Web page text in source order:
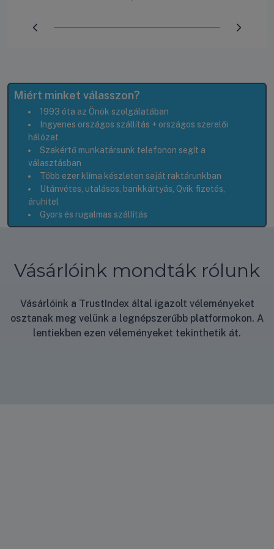
Miért minket válasszon?
1993 óta az Önök szolgálatában
Ingyenes országos szállítás + országos szerelői
hálózat
Szakértő munkatársunk telefonon segít a
választásban
Több ezer klíma készleten saját raktárunkban
Utánvétes, utalásos, bankkártyás, Qvik fizetés,
áruhitel
Gyors és rugalmas szállítás
Vásárlóink mondták rólunk
Vásárlóink a TrustIndex által igazolt véleményeket
osztanak meg velünk a legnépszerűbb platformokon. A
lentiekben ezen véleményeket tekinthetik át.